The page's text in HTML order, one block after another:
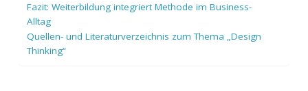
Fazit: Weiterbildung integriert Methode im Business-
Alltag
Quellen- und Literaturverzeichnis zum Thema „Design
Thinking“